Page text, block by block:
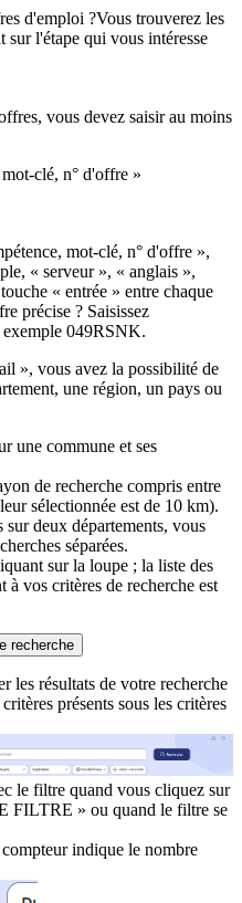
d'emploi ?Vous trouverez les
sur l'étape qui vous intéresse
vous devez saisir au moins
clé, n° d'offre »
mot-clé, n° d'offre »,
« serveur », « anglais »,
« entrée » entre chaque
précise ? Saisissez
exemple 049RSNK.
», vous avez la possibilité de
une région, un pays ou
une commune et ses
de recherche compris entre
sélectionnée est de 10 km).
deux départements, vous
séparées.
sur la loupe ; la liste des
vos critères de recherche est
recherche
les résultats de votre recherche
présents sous les critères
le filtre quand vous cliquez sur
FILTRE » ou quand le filtre se
indique le nombre